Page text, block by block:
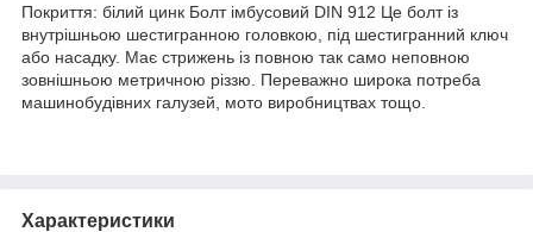
Покриття: білий цинк Болт імбусовий DIN 912 Це болт із
внутрішньою шестигранною головкою, під шестигранний ключ
або насадку. Має стрижень із повною так само неповною
зовнішньою метричною різзю. Переважно широка потреба
машинобудівних галузей, мото виробництвах тощо.
Характеристики